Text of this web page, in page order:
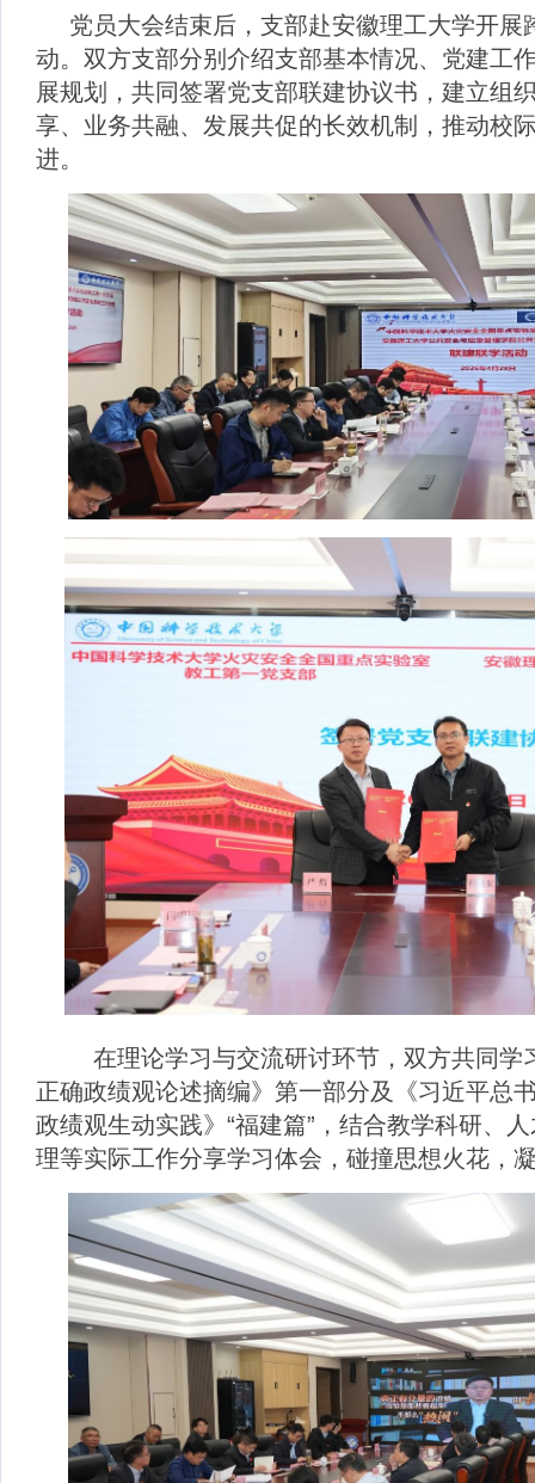
党员大会结束后，支部赴安徽理工大学开展
动。双方支部分别介绍支部基本情况、党建工
展规划，共同签署党支部联建协议书，建立组
享、业务共融、发展共促的长效机制，推动校
进。
在理论学习与交流研讨环节，双方共同学
正确政绩观论述摘编》第一部分及《习近平总
政绩观生动实践》“福建篇”，结合教学科研、
理等实际工作分享学习体会，碰撞思想火花，